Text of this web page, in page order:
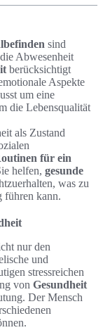
sind
Abwesenheit
berücksichtigt
Aspekte
um eine
die Lebensqualität
als Zustand
für ein
helfen, gesunde
was zu
führen kann.
nur den
und
stressreichen
von Gesundheit
Der Mensch